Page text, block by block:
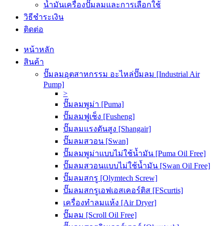
น้ำมันเครื่องปั๊มลมและการเลือกใช้
วิธีชำระเงิน
ติดต่อ
หน้าหลัก
สินค้า
ปั๊มลมอุตสาหกรรม อะไหล่ปั๊มลม [Industrial Air
Pump]
>
ปั๊มลมพูม่า [Puma]
ปั๊มลมฟูเช็ง [Fusheng]
ปั๊มลมแรงดันสูง [Shangair]
ปั๊มลมสวอน [Swan]
ปั๊มลมพูม่าแบบไม่ใช้น้ำมัน [Puma Oil Free]
ปั๊มลมสวอนแบบไม่ใช้น้ำมัน [Swan Oil Free]
ปั๊มลมสกรู [Olymtech Screw]
ปั๊มลมสกรูเอฟเอสเคอร์ติส [FScurtis]
เครื่องทำลมแห้ง [Air Dryer]
ปั๊มลม [Scroll Oil Free]